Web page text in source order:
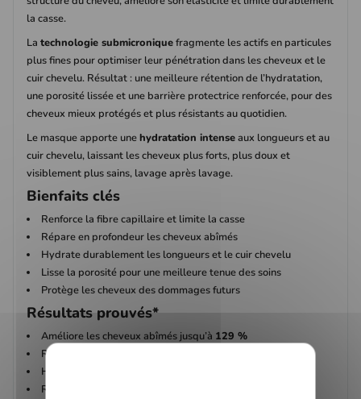
la casse.
La technologie submicroniquefragmente les actifs en particules
plus fines pour optimiser leur pénétration dans les cheveux et le
cuir chevelu. Résultat : une meilleure rétention de l’hydratation,
une porosité lissée et une barrière protectrice renforcée, pour des
cheveux mieux protégés et plus résistants au quotidien.
Le masque apporte unehydratation intenseaux longueurs et au
cuir chevelu, laissant les cheveux plus forts, plus doux et
visiblement plus sains, lavage après lavage.
Bienfaits clés
Renforce la fibre capillaire et limite la casse
Répare en profondeur les cheveux abîmés
Hydrate durablement les longueurs et le cuir chevelu
Lisse la porosité pour une meilleure tenue des soins
Protège les cheveux des dommages futurs
Résultats prouvés*
Améliore les cheveux abîmés jusqu’à 129 %
Renforce les cheveux jusqu’à
Hydrate les cheveux jusqu’à
Réduit la porosité des cheveux jusqu’à